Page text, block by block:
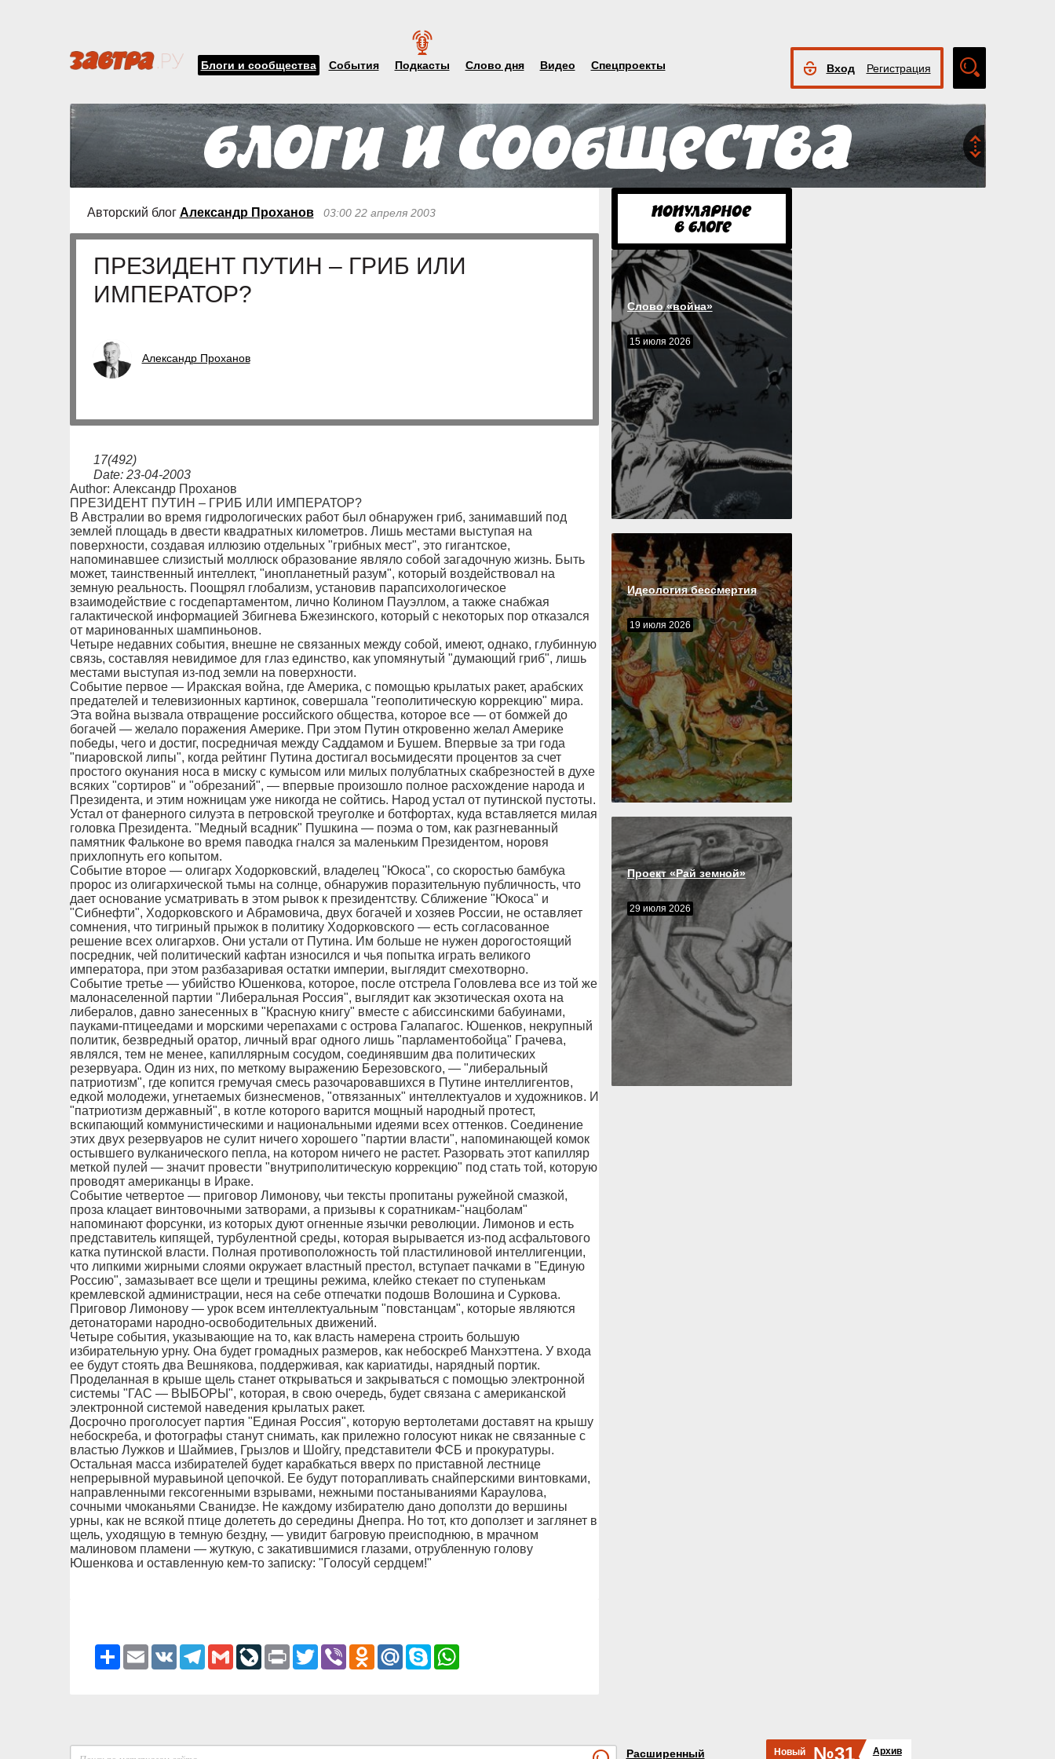
Блоги и сообщества События Подкасты Слово дня Видео Спецпроекты Вход Регистрация
поиск
Авторский блог Александр Проханов 03:00 22 апреля 2003
ПРЕЗИДЕНТ ПУТИН – ГРИБ ИЛИ
ИМПЕРАТОР?
Александр Проханов
17(492)
Date: 23-04-2003
Author: Александр Проханов
ПРЕЗИДЕНТ ПУТИН – ГРИБ ИЛИ ИМПЕРАТОР?
В Австралии во время гидрологических работ был обнаружен гриб, занимавший под
землей площадь в двести квадратных километров. Лишь местами выступая на
поверхности, создавая иллюзию отдельных "грибных мест", это гигантское,
напоминавшее слизистый моллюск образование являло собой загадочную жизнь. Быть
может, таинственный интеллект, "инопланетный разум", который воздействовал на
земную реальность. Поощрял глобализм, установив парапсихологическое
взаимодействие с госдепартаментом, лично Колином Пауэллом, а также снабжая
галактической информацией Збигнева Бжезинского, который с некоторых пор отказался
от маринованных шампиньонов.
Четыре недавних события, внешне не связанных между собой, имеют, однако, глубинную
связь, составляя невидимое для глаз единство, как упомянутый "думающий гриб", лишь
местами выступая из-под земли на поверхности.
Событие первое — Иракская война, где Америка, с помощью крылатых ракет, арабских
предателей и телевизионных картинок, совершала "геополитическую коррекцию" мира.
Эта война вызвала отвращение российского общества, которое все — от бомжей до
богачей — желало поражения Америке. При этом Путин откровенно желал Америке
победы, чего и достиг, посредничая между Саддамом и Бушем. Впервые за три года
"пиаровской липы", когда рейтинг Путина достигал восьмидесяти процентов за счет
простого окунания носа в миску с кумысом или милых полублатных скабрезностей в духе
всяких "сортиров" и "обрезаний", — впервые произошло полное расхождение народа и
Президента, и этим ножницам уже никогда не сойтись. Народ устал от путинской пустоты.
Устал от фанерного силуэта в петровской треуголке и ботфортах, куда вставляется милая
головка Президента. "Медный всадник" Пушкина — поэма о том, как разгневанный
памятник Фальконе во время паводка гнался за маленьким Президентом, норовя
прихлопнуть его копытом.
Событие второе — олигарх Ходорковский, владелец "Юкоса", со скоростью бамбука
пророс из олигархической тьмы на солнце, обнаружив поразительную публичность, что
дает основание усматривать в этом рывок к президентству. Сближение "Юкоса" и
"Сибнефти", Ходорковского и Абрамовича, двух богачей и хозяев России, не оставляет
сомнения, что тигриный прыжок в политику Ходорковского — есть согласованное
решение всех олигархов. Они устали от Путина. Им больше не нужен дорогостоящий
посредник, чей политический кафтан износился и чья попытка играть великого
императора, при этом разбазаривая остатки империи, выглядит смехотворно.
Событие третье — убийство Юшенкова, которое, после отстрела Головлева все из той же
малонаселенной партии "Либеральная Россия", выглядит как экзотическая охота на
либералов, давно занесенных в "Красную книгу" вместе с абиссинскими бабуинами,
пауками-птицеедами и морскими черепахами с острова Галапагос. Юшенков, некрупный
политик, безвредный оратор, личный враг одного лишь "парламентобойца" Грачева,
являлся, тем не менее, капиллярным сосудом, соединявшим два политических
резервуара. Один из них, по меткому выражению Березовского, — "либеральный
патриотизм", где копится гремучая смесь разочаровавшихся в Путине интеллигентов,
едкой молодежи, угнетаемых бизнесменов, "отвязанных" интеллектуалов и художников. И
"патриотизм державный", в котле которого варится мощный народный протест,
вскипающий коммунистическими и национальными идеями всех оттенков. Соединение
этих двух резервуаров не сулит ничего хорошего "партии власти", напоминающей комок
остывшего вулканического пепла, на котором ничего не растет. Разорвать этот капилляр
меткой пулей — значит провести "внутриполитическую коррекцию" под стать той, которую
проводят американцы в Ираке.
Событие четвертое — приговор Лимонову, чьи тексты пропитаны ружейной смазкой,
проза клацает винтовочными затворами, а призывы к соратникам-"нацболам"
напоминают форсунки, из которых дуют огненные язычки революции. Лимонов и есть
представитель кипящей, турбулентной среды, которая вырывается из-под асфальтового
катка путинской власти. Полная противоположность той пластилиновой интеллигенции,
что липкими жирными слоями окружает властный престол, вступает пачками в "Единую
Россию", замазывает все щели и трещины режима, клейко стекает по ступенькам
кремлевской администрации, неся на себе отпечатки подошв Волошина и Суркова.
Приговор Лимонову — урок всем интеллектуальным "повстанцам", которые являются
детонаторами народно-освободительных движений.
Четыре события, указывающие на то, как власть намерена строить большую
избирательную урну. Она будет громадных размеров, как небоскреб Манхэттена. У входа
ее будут стоять два Вешнякова, поддерживая, как кариатиды, нарядный портик.
Проделанная в крыше щель станет открываться и закрываться с помощью электронной
системы "ГАС — ВЫБОРЫ", которая, в свою очередь, будет связана с американской
электронной системой наведения крылатых ракет.
Досрочно проголосует партия "Единая Россия", которую вертолетами доставят на крышу
небоскреба, и фотографы станут снимать, как прилежно голосуют никак не связанные с
властью Лужков и Шаймиев, Грызлов и Шойгу, представители ФСБ и прокуратуры.
Остальная масса избирателей будет карабкаться вверх по приставной лестнице
непрерывной муравьиной цепочкой. Ее будут поторапливать снайперскими винтовками,
направленными гексогенными взрывами, нежными постанываниями Караулова,
сочными чмоканьями Сванидзе. Не каждому избирателю дано доползти до вершины
урны, как не всякой птице долететь до середины Днепра. Но тот, кто доползет и заглянет в
щель, уходящую в темную бездну, — увидит багровую преисподнюю, в мрачном
малиновом пламени — жуткую, с закатившимися глазами, отрубленную голову
Юшенкова и оставленную кем-то записку: "Голосуй сердцем!"
РесурсEmail VK Telegram
GmailLiveJournal
Print TwitterViber Odnoklassniki
Mail.RuSkypeWhatsApp
Слово «война»
15 июля 2026
Идеология бессмертия
19 июля 2026
Проект «Рай земной»
29 июля 2026
Расширенный
Новый
№31
Архив